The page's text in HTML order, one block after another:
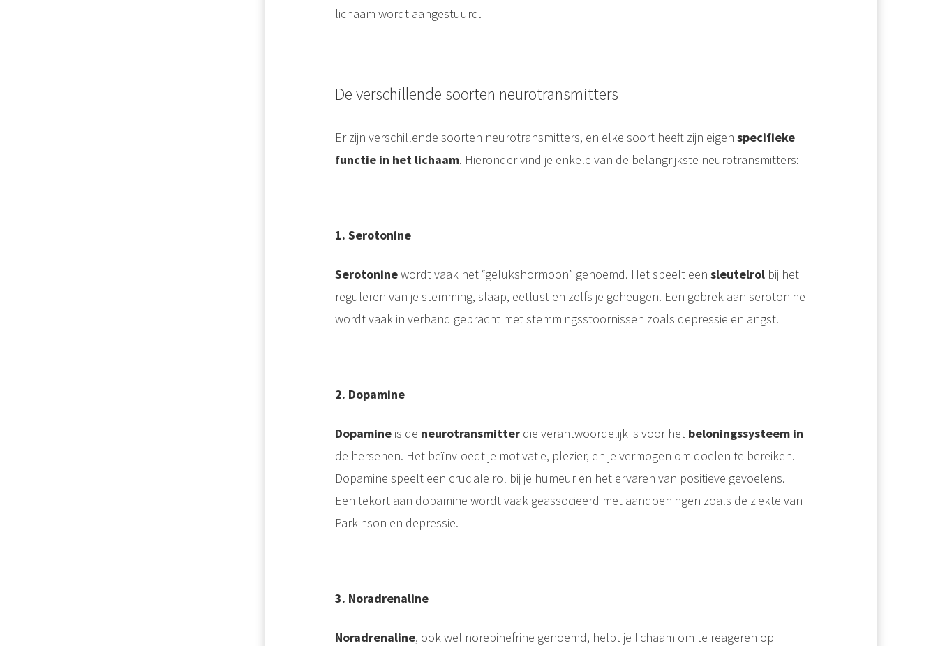
lichaam wordt aangestuurd.
De verschillende soorten neurotransmitters
Er zijn verschillende soorten neurotransmitters, en elke soort heeft zijn eigen specifieke
functiein het lichaam. Hieronder vind je enkele van de belangrijkste neurotransmitters:
1.⁠ ⁠Serotonine
Serotoninewordt vaak het “gelukshormoon” genoemd. Het speelt een sleutelrol bij het
reguleren van je stemming, slaap, eetlust en zelfs je geheugen. Een gebrek aan serotonine
wordt vaak in verband gebracht met stemmingsstoornissen zoals depressie en angst.
2.⁠ ⁠Dopamine
Dopamineis de neurotransmitterdie verantwoordelijk is voor het beloningssysteem in
de hersenen. Het beïnvloedt je motivatie, plezier, en je vermogen om doelen te bereiken.
Dopamine speelt een cruciale rol bij je humeur en het ervaren van positieve gevoelens.
Een tekort aan dopamine wordt vaak geassocieerd met aandoeningen zoals de ziekte van
Parkinson en depressie.
3.⁠ ⁠Noradrenaline
Noradrenaline, ook wel norepinefrine genoemd, helpt je lichaam om te reageren op